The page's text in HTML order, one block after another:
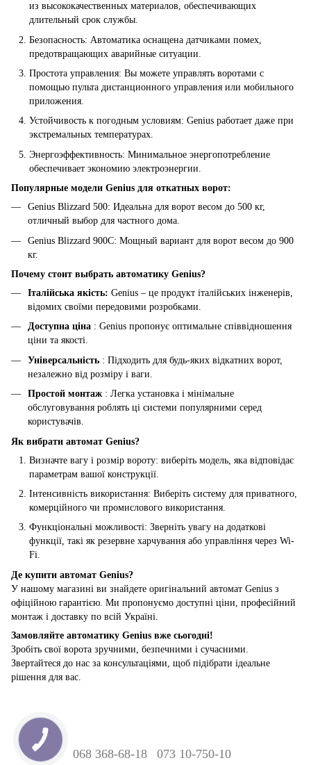
из высококачественных материалов, обеспечивающих
длительный срок службы.
Безопасность: Автоматика оснащена датчиками помех,
предотвращающих аварийные ситуации.
Простота управления: Вы можете управлять воротами с
помощью пульта дистанционного управления или мобильного
приложения.
Устойчивость к погодным условиям: Genius работает даже при
экстремальных температурах.
Энергоэффективность: Минимальное энергопотребление
обеспечивает экономию электроэнергии.
Популярные модели Genius для откатных ворот:
Genius Blizzard 500: Идеальна для ворот весом до 500 кг,
отличный выбор для частного дома.
Genius Blizzard 900C: Мощный вариант для ворот весом до 900
кг.
Почему стоит выбрать автоматику Genius?
Італійська якість: Genius – це продукт італійських інженерів,
відомих своїми передовими розробками.
Доступна ціна : Genius пропонує оптимальне співвідношення
ціни та якості.
Універсальність : Підходить для будь-яких відкатних ворот,
незалежно від розміру і ваги.
Простой монтаж : Легка установка і мінімальне
обслуговування роблять ці системи популярними серед
користувачів.
Як вибрати автомат Genius?
Визначте вагу і розмір вороту: виберіть модель, яка відповідає
параметрам вашої конструкції.
Інтенсивність використання: Виберіть систему для приватного,
комерційного чи промислового використання.
Функціональні можливості: Зверніть увагу на додаткові
функції, такі як резервне харчування або управління через Wi-
Fi.
Де купити автомат Genius?
У нашому магазині ви знайдете оригінальний автомат Genius з
офіційною гарантією. Ми пропонуємо доступні ціни, професійний
монтаж і доставку по всій Україні.
Замовляйте автоматику Genius вже сьогодні!
Зробіть свої ворота зручними, безпечними і сучасними.
Звертайтеся до нас за консультаціями, щоб підібрати ідеальне
рішення для вас.
068 368-68-18 073 10-750-10